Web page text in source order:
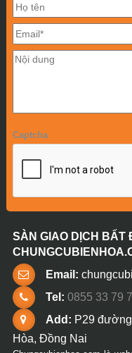
Captcha
SÀN GIAO DỊCH BẤT
Email:
Tel: 0855 33 79
Add: P29
Hòa, Đồng Nai